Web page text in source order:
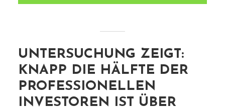
UNTERSUCHUNG ZEIGT:
KNAPP DIE HÄLFTE DER
PROFESSIONELLEN
INVESTOREN IST ÜBER